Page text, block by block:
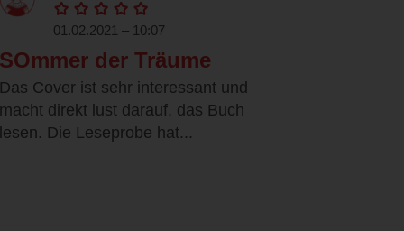
01.02.2021 – 10:07
SOmmer der Träume
Das Cover ist sehr interessant und
macht direkt lust darauf, das Buch
lesen. Die Leseprobe hat...